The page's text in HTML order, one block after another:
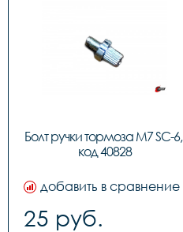
Болт ручки тормоза M7 SC-6,
код 40828
добавить в сравнение
25 руб.